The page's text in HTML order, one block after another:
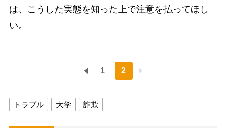
は、こうした実態を知った上で注意を払ってほし
い。
1 2
トラブル 大学 詐欺